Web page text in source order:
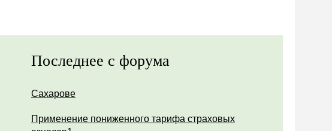
Последнее с форума
Сахарове
Применение пониженного тарифа страховых